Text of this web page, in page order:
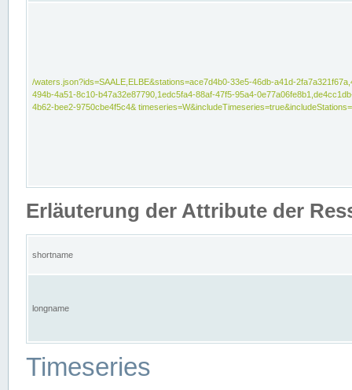
/waters.json?ids=SAALE,ELBE&stations=ace7d4b0-33e5-46db-a41d-
494b-4a51-8c10-b47a32e87790,1edc5fa4-88af-47f5-95a4-
4b62-bee2-9750cbe4f5c4&
Erläuterung der Attribute der
shortname
longname
Timeseries